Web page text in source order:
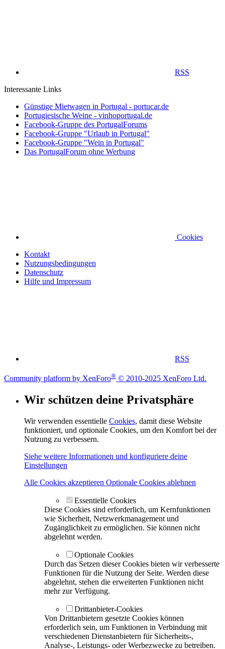
RSS
Interessante Links
Günstige Mietwagen in Portugal - portucar.de
Portugiesische Weine - vinhoportugal.de
Facebook-Gruppe des PortugalForums
Facebook-Gruppe "Urlaub in Portugal"
Facebook-Gruppe "Wein in Portugal"
Das PortugalForum ohne Werbung
Cookies
Kontakt
Nutzungsbedingungen
Datenschutz
Hilfe und Impressum
RSS
Community platform by XenForo® © 2010-2025 XenForo Ltd.
Wir schützen deine Privatsphäre
Wir verwenden essentielle Cookies, damit diese Website
funktioniert, und optionale Cookies, um den Komfort bei der
Nutzung zu verbessern.
Siehe weitere Informationen und konfiguriere deine
Einstellungen
Alle Cookies akzeptieren Optionale Cookies ablehnen
Essentielle Cookies
Diese Cookies sind erforderlich, um Kernfunktionen
wie Sicherheit, Netzwerkmanagement und
Zugänglichkeit zu ermöglichen. Sie können nicht
abgelehnt werden.
Optionale Cookies
Durch das Setzen dieser Cookies bieten wir verbesserte
Funktionen für die Nutzung der Seite. Werden diese
abgelehnt, stehen die erweiterten Funktionen nicht
mehr zur Verfügung.
Drittanbieter-Cookies
Von Drittanbietern gesetzte Cookies können
erforderlich sein, um Funktionen in Verbindung mit
verschiedenen Dienstanbietern für Sicherheits-,
Analyse-, Leistungs- oder Werbezwecke zu betreiben.